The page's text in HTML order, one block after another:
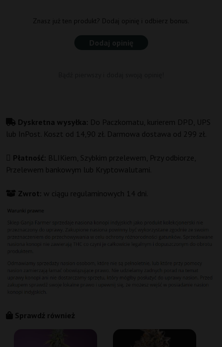
Znasz już ten produkt? Dodaj opinię i odbierz bonus.
Dodaj opinię
Dyskretna wysyłka: Do Paczkomatu, kurierem DPD, UPS
lub InPost. Koszt od 14,90 zł. Darmowa dostawa od 299 zł.
Płatność: BLIKiem, Szybkim przelewem, Przy odbiorze,
Przelewem bankowym lub Kryptowalutami.
Zwrot: w ciągu regulaminowych 14 dni.
Sprawdź również